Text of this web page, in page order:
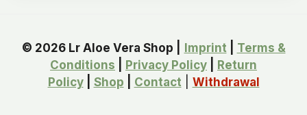
© 2026 Lr Aloe Vera Shop | Imprint
Terms &
Conditions
Privacy Policy
Return
Policy| Shop Contact Withdrawal